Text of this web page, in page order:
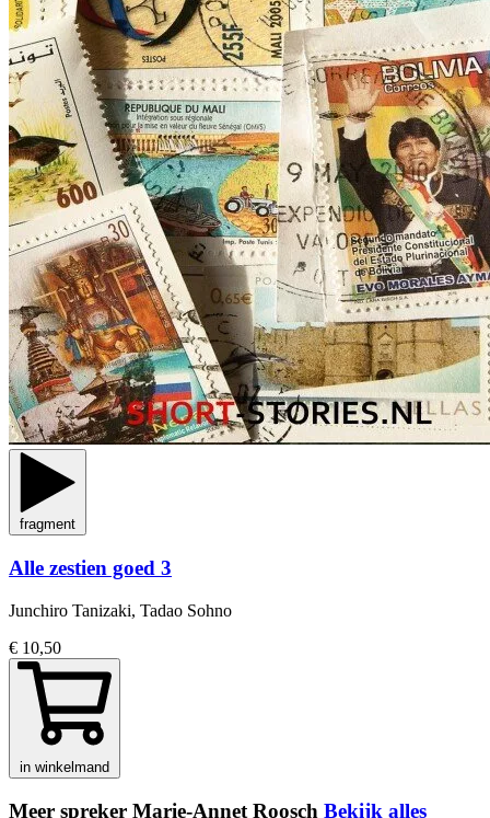
fragment
Alle zestien goed 3
Junchiro Tanizaki, Tadao Sohno
€ 10,50
in winkelmand
Meer spreker Marie-Annet Roosch Bekijk alles